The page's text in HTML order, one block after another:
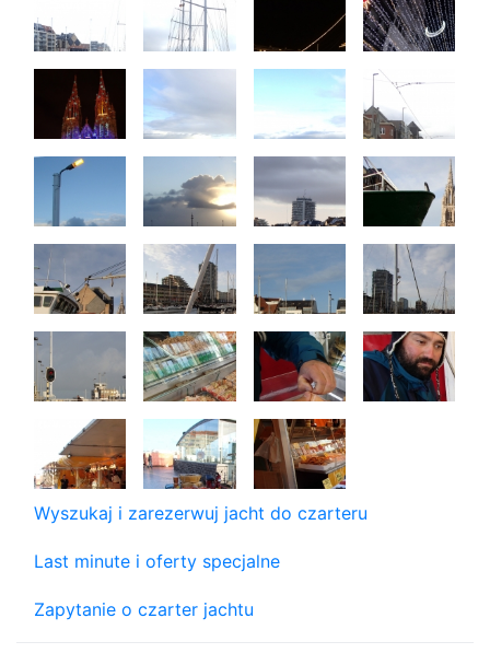
Wyszukaj i zarezerwuj jacht do czarteru
Last minute i oferty specjalne
Zapytanie o czarter jachtu